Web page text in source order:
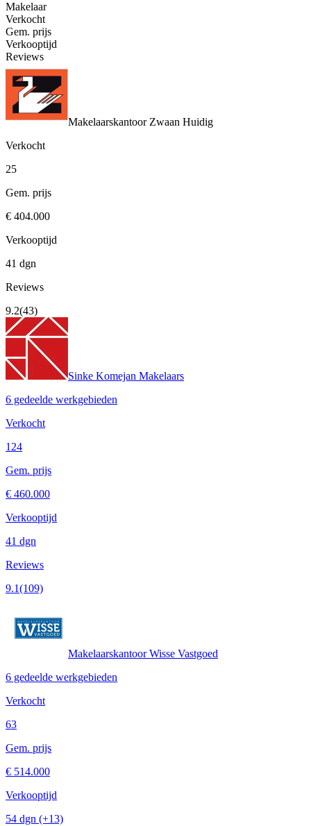
Makelaar
Verkocht
Gem. prijs
Verkooptijd
Reviews
Makelaarskantoor Zwaan Huidig
Verkocht
25
Gem. prijs
€ 404.000
Verkooptijd
41 dgn
Reviews
9.2(43)
Sinke Komejan Makelaars
6 gedeelde werkgebieden
Verkocht
124
Gem. prijs
€ 460.000
Verkooptijd
41 dgn
Reviews
9.1(109)
Makelaarskantoor Wisse Vastgoed
6 gedeelde werkgebieden
Verkocht
63
Gem. prijs
€ 514.000
Verkooptijd
54 dgn (+13)